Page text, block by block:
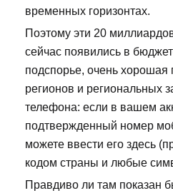
временных горизонтах.
Поэтому эти 20
сейчас появились в
подспорье, очень хорошая
регионов и региональных
телефона: если в вашем
подтвержденный номер
можете ввести его здесь
кодом страны и любые
Правдиво ли там показан